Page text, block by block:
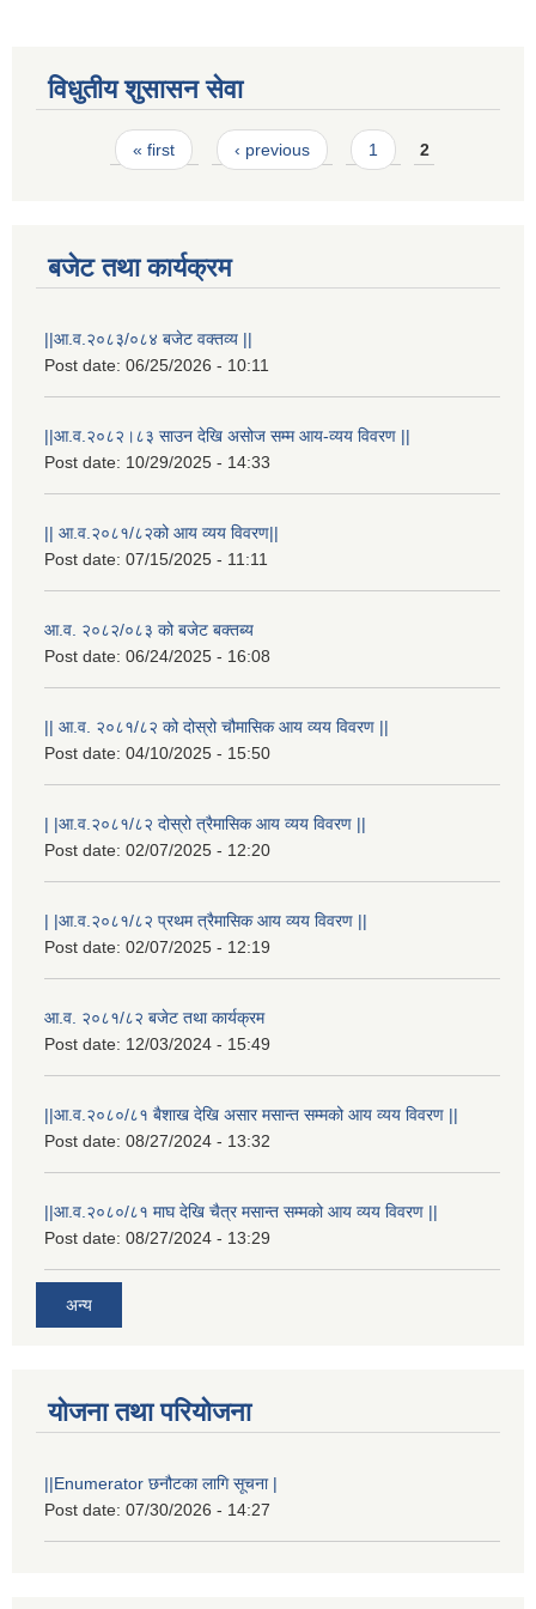
विधुतीय शुसासन सेवा
Pages« first ‹ previous 1 2
बजेट तथा कार्यक्रम
||आ.व.२०८३/०८४ बजेट वक्तव्य ||
Post date: 06/25/2026 - 10:11
||आ.व.२०८२।८३ साउन देखि असोज सम्म आय-व्यय विवरण ||
Post date: 10/29/2025 - 14:33
|| आ.व.२०८१/८२को आय व्यय विवरण||
Post date: 07/15/2025 - 11:11
आ.व. २०८२/०८३ को बजेट बक्तब्य
Post date: 06/24/2025 - 16:08
|| आ.व. २०८१/८२ को दोस्रो चौमासिक आय व्यय विवरण ||
Post date: 04/10/2025 - 15:50
| |आ.व.२०८१/८२ दोस्रो त्रैमासिक आय व्यय विवरण ||
Post date: 02/07/2025 - 12:20
| |आ.व.२०८१/८२ प्रथम त्रैमासिक आय व्यय विवरण ||
Post date: 02/07/2025 - 12:19
आ.व. २०८१/८२ बजेट तथा कार्यक्रम
Post date: 12/03/2024 - 15:49
||आ.व.२०८०/८१ बैशाख देखि असार मसान्त सम्मको आय व्यय विवरण ||
Post date: 08/27/2024 - 13:32
||आ.व.२०८०/८१ माघ देखि चैत्र मसान्त सम्मको आय व्यय विवरण ||
Post date: 08/27/2024 - 13:29
अन्य
योजना तथा परियोजना
||Enumerator छनौटका लागि सूचना |
Post date: 07/30/2026 - 14:27